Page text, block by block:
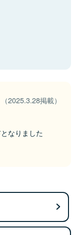
（2025.3.28掲載）
なりました